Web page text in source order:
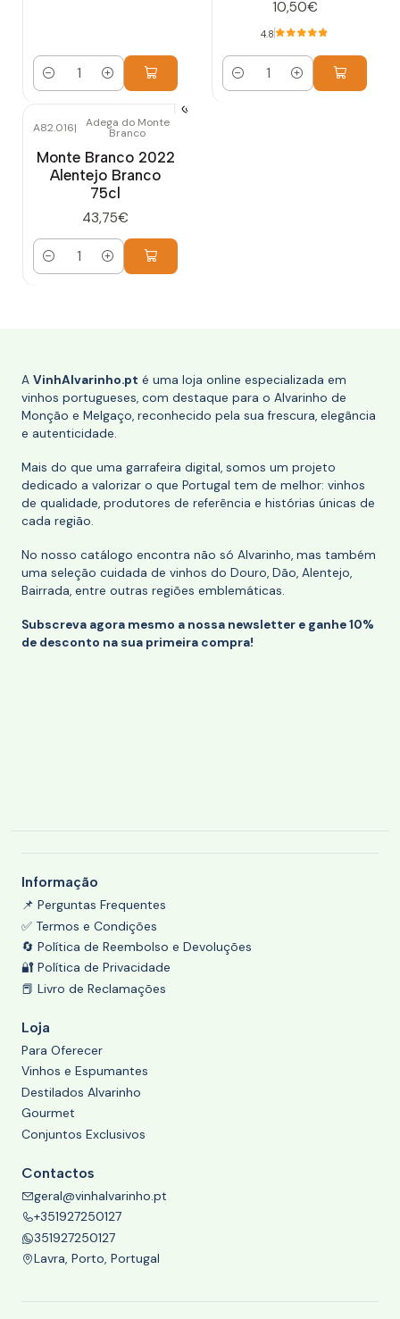
Quantidade
10,50€
4.8
Quantidade
A82.016| Adega do Monte
Branco
Monte Branco 2022
Alentejo Branco
75cl
43,75€
Quantidade
A VinhAlvarinho.pt é uma loja online especializada em
vinhos portugueses, com destaque para o Alvarinho de
Monção e Melgaço, reconhecido pela sua frescura, elegância
e autenticidade.
Mais do que uma garrafeira digital, somos um projeto
dedicado a valorizar o que Portugal tem de melhor: vinhos
de qualidade, produtores de referência e histórias únicas de
cada região.
No nosso catálogo encontra não só Alvarinho, mas também
uma seleção cuidada de vinhos do Douro, Dão, Alentejo,
Bairrada, entre outras regiões emblemáticas.
Subscreva agora mesmo a nossa newsletter e ganhe 10%
de desconto na sua primeira compra!
Informação
📌 Perguntas Frequentes
✅ Termos e Condições
🔄 Política de Reembolso e Devoluções
🔐 Política de Privacidade
📕 Livro de Reclamações
Loja
Para Oferecer
Vinhos e Espumantes
Destilados Alvarinho
Gourmet
Conjuntos Exclusivos
Contactos
geral@vinhalvarinho.pt
+351927250127
351927250127
Lavra, Porto, Portugal